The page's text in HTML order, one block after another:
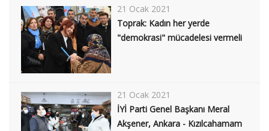
21 Ocak 2021
Toprak: Kadın her yerde
"demokrasi" mücadelesi vermeli
21 Ocak 2021
İYİ Parti Genel Başkanı Meral
Akşener, Ankara - Kızılcahamam